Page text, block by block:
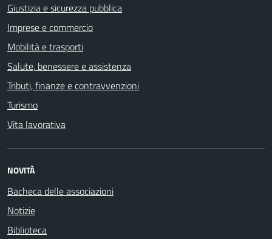
Giustizia e sicurezza pubblica
Imprese e commercio
Mobilità e trasporti
Salute, benessere e assistenza
Tributi, finanze e contravvenzioni
Turismo
Vita lavorativa
NOVITÀ
Bacheca delle associazioni
Notizie
Biblioteca